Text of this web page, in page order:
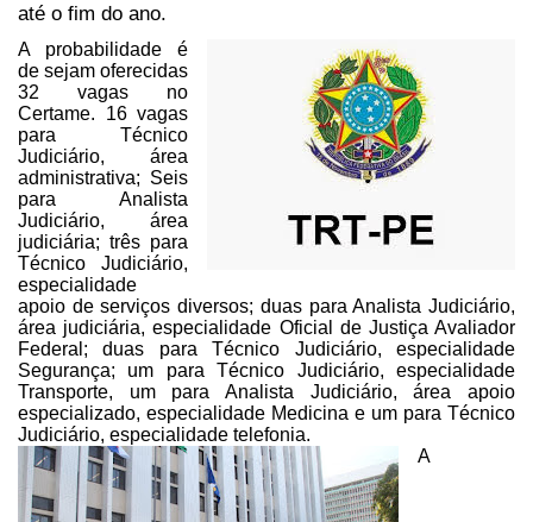
até o fim do ano.
A probabilidade é
de sejam oferecidas
32 vagas no
Certame. 16 vagas
para Técnico
Judiciário, área
administrativa; Seis
para Analista
Judiciário, área
judiciária; três para
Técnico Judiciário,
especialidade
apoio de serviços diversos; duas para Analista Judiciário,
área judiciária, especialidade Oficial de Justiça Avaliador
Federal; duas para Técnico Judiciário, especialidade
Segurança; um para Técnico Judiciário, especialidade
Transporte, um para Analista Judiciário, área apoio
especializado, especialidade Medicina e um para Técnico
Judiciário, especialidade telefonia.
A